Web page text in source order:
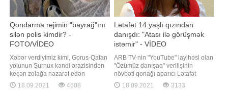
Qondarma rejimin "bayrağ"ını
silən polis kimdir? -
FOTO/VİDEO
Xəbər verdiyimiz kimi, Gorus-Qafan
yolunun Şurnux kəndi ərazisindən
keçən zolağa nəzarət edən
Azərbaycan polisi burada hərəkət
edən avtomobilin üzərindəki
18.09.2021 4608
Lətafət 14 yaşlı qızından
danışdı: "Atası ilə görüşmək
istəmir" - VİDEO
ARB TV-nin "YouTube" layihəsi olan
"Özümüz danışaq" verilişinin
növbəti qonağı aparıcı Lətafət
Ələkbərova olub. Tanınmış aparıcı
tək övlad böyütməyin çətin
18.09.2021 3133